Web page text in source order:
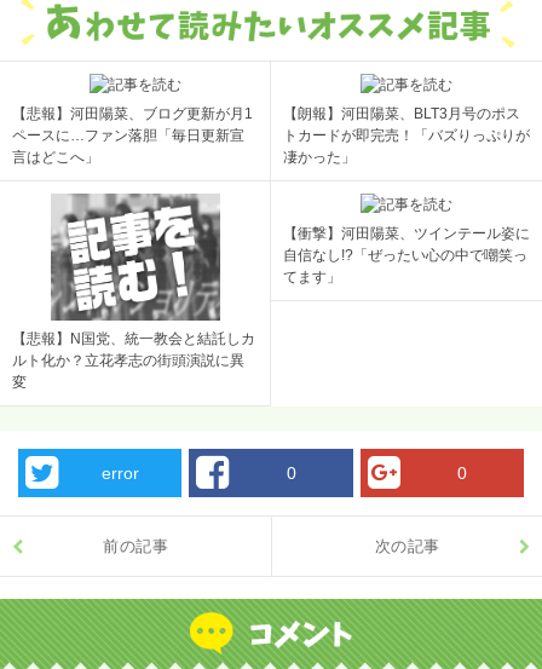
【悲報】河田陽菜、ブログ更新が月1
ペースに…ファン落胆「毎日更新宣
言はどこへ」
【朗報】河田陽菜、BLT3月号のポス
トカードが即完売！「バズりっぷりが
凄かった」
【悲報】N国党、統一教会と結託しカ
ルト化か？立花孝志の街頭演説に異
変
【衝撃】河田陽菜、ツインテール姿に
自信なし!?「ぜったい心の中で嘲笑っ
てます」
error 0 0
前の記事 次の記事